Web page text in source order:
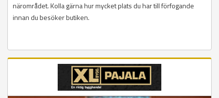
närområdet. Kolla gärna hur mycket plats du har till förfogande
innan du besöker butiken.